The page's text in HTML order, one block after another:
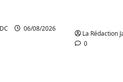
06/08/2026
La Rédaction
0